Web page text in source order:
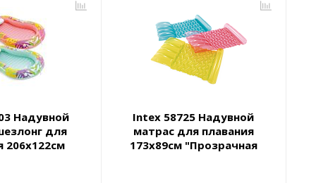
Надувной
для
206х122см
Intex 58725 Надувной
матрас для плавания
173х89см "Прозрачная